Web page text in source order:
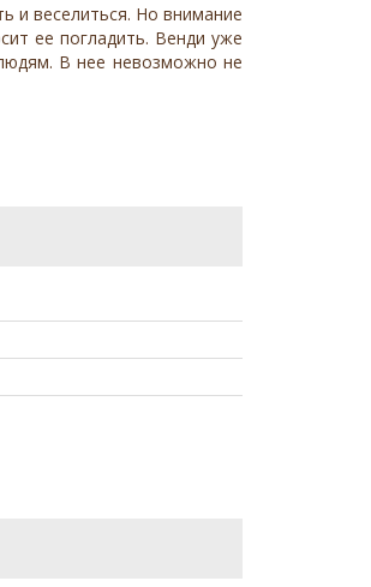
и веселиться. Но внимание
ее погладить. Венди уже
В нее невозможно не